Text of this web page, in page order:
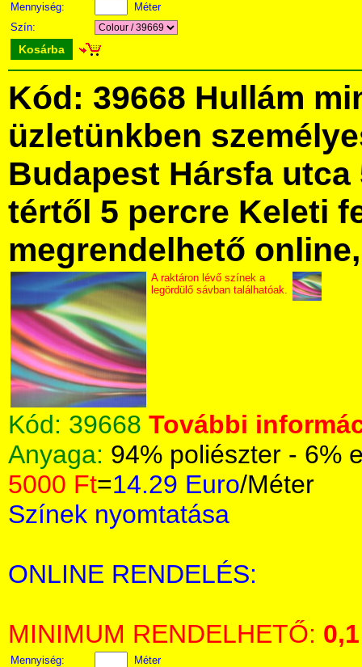
Mennyiség:
Méter
Szín:
Kosárba
Kód: 39668 Hullám
üzletünkben
Budapest Hársfa utca
tértől 5 percre Keleti
megrendelhető
A raktáron lévő színek a
legördülő sávban találhatóak.
Kód: 39668 További
Anyaga: 94% poliészter - 6%
5000 Ft=14.29 Euro/Méter
Színek nyomtatása
ONLINE RENDELÉS:
MINIMUM RENDELHETŐ: 0,1
Mennyiség:
Méter